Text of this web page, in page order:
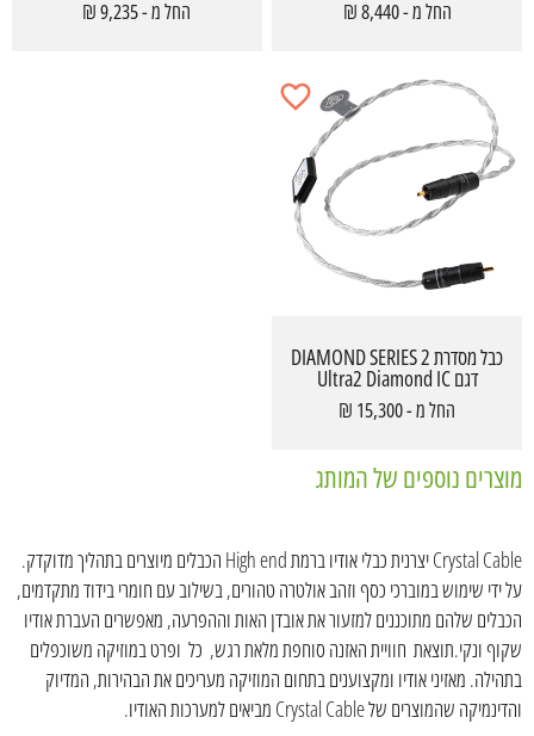
החל מ - 8,440 ₪ החל מ - 9,235 ₪
כבל מסדרת DIAMOND SERIES 2
דגם Ultra2 Diamond IC
החל מ - 15,300 ₪
מוצרים נוספים של המותג
Crystal Cable יצרנית כבלי אודיו ברמת High end הכבלים מיוצרים בתהליך מדוקדק.
על ידי שימוש במוברכי כסף וזהב אולטרה טהורים, בשילוב עם חומרי בידוד מתקדמים,
הכבלים שלהם מתוכננים למזעור את אובדן האות וההפרעה, מאפשרים העברת אודיו
שקוף ונקי.תוצאת חוויית האזנה סוחפת מלאת רגש, כל ופרט במוזיקה משוכפלים
בתהילה. מאזיני אודיו ומקצוענים בתחום המוזיקה מעריכים את הבהירות, המדיוק
והדינמיקה שהמוצרים של Crystal Cable מביאים למערכות האודיו.